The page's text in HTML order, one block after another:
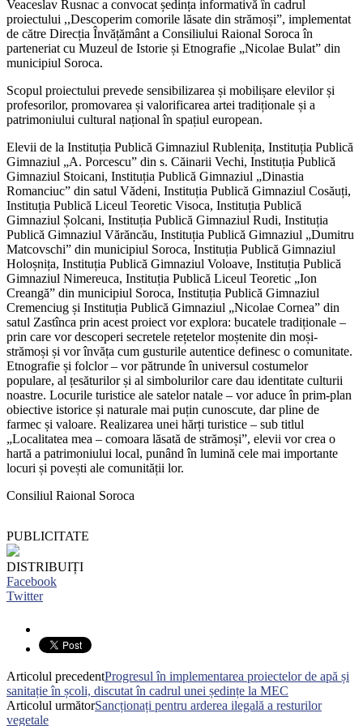
Veaceslav Rusnac a convocat ședința informativă în cadrul
proiectului ,,Descoperim comorile lăsate din strămoși”, implementat
de către Direcția Învățământ a Consiliului Raional Soroca în
parteneriat cu Muzeul de Istorie și Etnografie „Nicolae Bulat” din
municipiul Soroca.
Scopul proiectului prevede sensibilizarea și mobilișare elevilor și
profesorilor, promovarea și valorificarea artei tradiționale și a
patrimoniului cultural național în spațiul european.
Elevii de la Instituția Publică Gimnaziul Rublenița, Instituția Publică
Gimnaziul „A. Porcescu” din s. Căinarii Vechi, Instituția Publică
Gimnaziul Stoicani, Instituția Publică Gimnaziul „Dinastia
Romanciuc” din satul Vădeni, Instituția Publică Gimnaziul Cosăuți,
Instituția Publică Liceul Teoretic Visoca, Instituția Publică
Gimnaziul Șolcani, Instituția Publică Gimnaziul Rudi, Instituția
Publică Gimnaziul Vărăncău, Instituția Publică Gimnaziul „Dumitru
Matcovschi” din municipiul Soroca, Instituția Publică Gimnaziul
Holoșnița, Instituția Publică Gimnaziul Voloave, Instituția Publică
Gimnaziul Nimereuca, Instituția Publică Liceul Teoretic „Ion
Creangă” din municipiul Soroca, Instituția Publică Gimnaziul
Cremenciug și Instituția Publică Gimnaziul „Nicolae Cornea” din
satul Zastînca prin acest proiect vor explora: bucatele tradiționale –
prin care vor descoperi secretele rețetelor moștenite din moși-
strămoși și vor învăța cum gusturile autentice definesc o comunitate.
Etnografie și folclor – vor pătrunde în universul costumelor
populare, al țesăturilor și al simbolurilor care dau identitate culturii
noastre. Locurile turistice ale satelor natale – vor aduce în prim-plan
obiective istorice și naturale mai puțin cunoscute, dar pline de
farmec și valoare. Realizarea unei hărți turistice – sub titlul
„Localitatea mea – comoara lăsată de strămoși”, elevii vor crea o
hartă a patrimoniului local, punând în lumină cele mai importante
locuri și povești ale comunității lor.
Consiliul Raional Soroca
PUBLICITATE
DISTRIBUIȚI
Facebook
Twitter
Articolul precedentProgresul în implementarea proiectelor de apă și
sanitație în școli, discutat în cadrul unei ședințe la MEC
Articolul următorSancționați pentru arderea ilegală a resturilor
vegetale